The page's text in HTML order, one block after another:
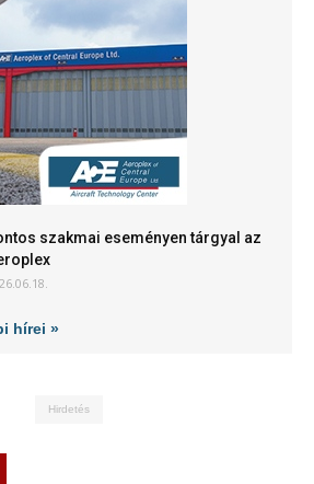
szakmai eseményen tárgyal az
hírei »
Hirdetés